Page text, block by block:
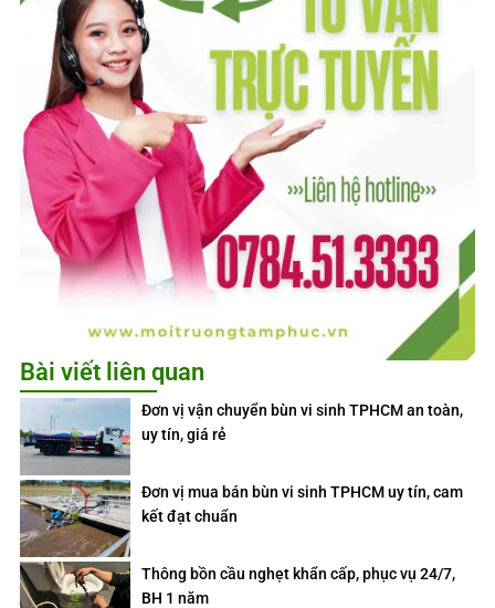
Bài viết liên quan
Đơn vị vận chuyển bùn vi sinh TPHCM an toàn,
uy tín, giá rẻ
Đơn vị mua bán bùn vi sinh TPHCM uy tín, cam
kết đạt chuẩn
Thông bồn cầu nghẹt khẩn cấp, phục vụ 24/7,
BH 1 năm